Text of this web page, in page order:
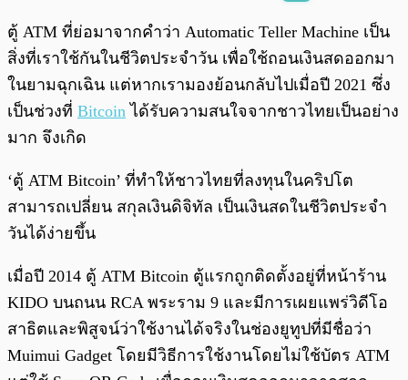
พร้อมเล่น
ตู้ ATM ที่ย่อมาจากคำว่า Automatic Teller Machine เป็น
สิ่งที่เราใช้กันในชีวิตประจำวัน เพื่อใช้ถอนเงินสดออกมา
ในยามฉุกเฉิน แต่หากเรามองย้อนกลับไปเมื่อปี 2021 ซึ่ง
เป็นช่วงที่ Bitcoin ได้รับความสนใจจากชาวไทยเป็นอย่าง
มาก จึงเกิด
‘ตู้ ATM Bitcoin’ ที่ทำให้ชาวไทยที่ลงทุนในคริปโต
สามารถเปลี่ยน สกุลเงินดิจิทัล เป็นเงินสดในชีวิตประจำ
วันได้ง่ายขึ้น
เมื่อปี 2014 ตู้ ATM Bitcoin ตู้แรกถูกติดตั้งอยู่ที่หน้าร้าน
KIDO บนถนน RCA พระราม 9 และมีการเผยแพร่วิดีโอ
สาธิตและพิสูจน์ว่าใช้งานได้จริงในช่องยูทูปที่มีชื่อว่า
Muimui Gadget โดยมีวิธีการใช้งานโดยไม่ใช้บัตร ATM